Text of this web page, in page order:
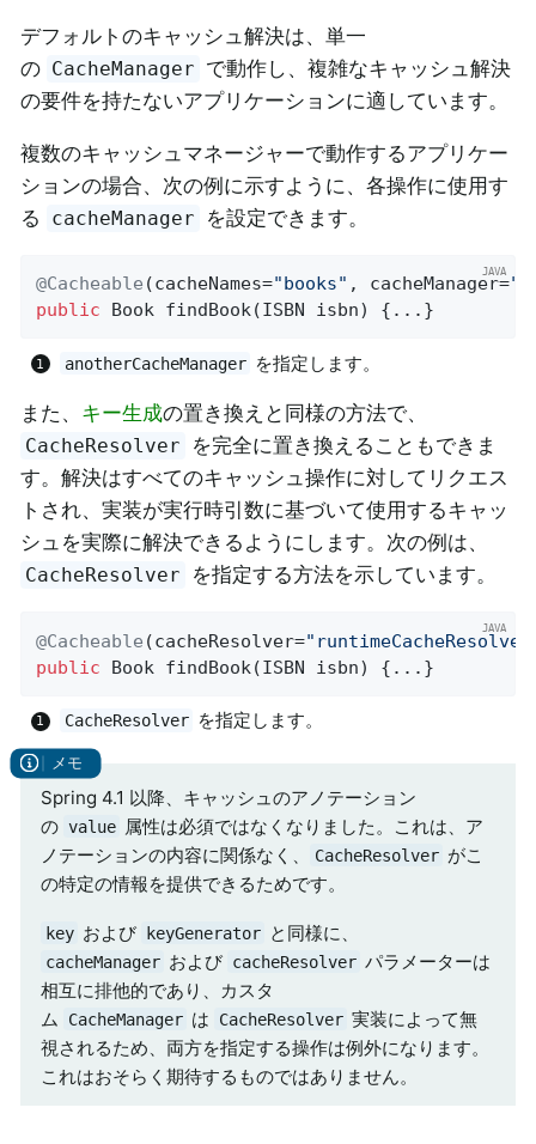
デフォルトのキャッシュ解決は、単一
の CacheManager で動作し、複雑なキャッシュ解決
の要件を持たないアプリケーションに適しています。
複数のキャッシュマネージャーで動作するアプリケー
ションの場合、次の例に示すように、各操作に使用す
る
cacheManager を設定できます。
@Cacheable (cacheNames="books" , cacheManager=
public Book findBook(ISBN isbn) {...}
anotherCacheManager を指定します。
また、 キー生成の置き換えと同様の方法で、
CacheResolver
を完全に置き換えることもできま
す。解決はすべてのキャッシュ操作に対してリクエス
トされ、実装が実行時引数に基づいて使用するキャッ
シュを実際に解決できるようにします。次の例は、
CacheResolver を指定する方法を示しています。
@Cacheable (cacheResolver=
public Book findBook (ISBN isbn) {...}
CacheResolver を指定します。
Spring 4.1 以降、キャッシュのアノテーション
の value 属性は必須ではなくなりました。これは、ア
ノテーションの内容に関係なく、
CacheResolver がこ
の特定の情報を提供できるためです。
key および keyGenerator と同様に、
cacheManager および cacheResolver パラメーターは
相互に排他的であり、カスタ
ム
CacheManager は CacheResolver 実装によって無
視されるため、両方を指定する操作は例外になります。
これはおそらく期待するものではありません。